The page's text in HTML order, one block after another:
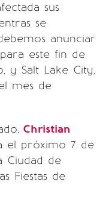
sus
se
anunciar
este fin de
y Salt Lake City,
mes de
Christian
el próximo 7 de
Ciudad de
Fiestas de